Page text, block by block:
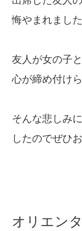
悔やまれました
友人が女の子
心が締め付けら
そんな悲しみ
したのでぜひ
オリエン